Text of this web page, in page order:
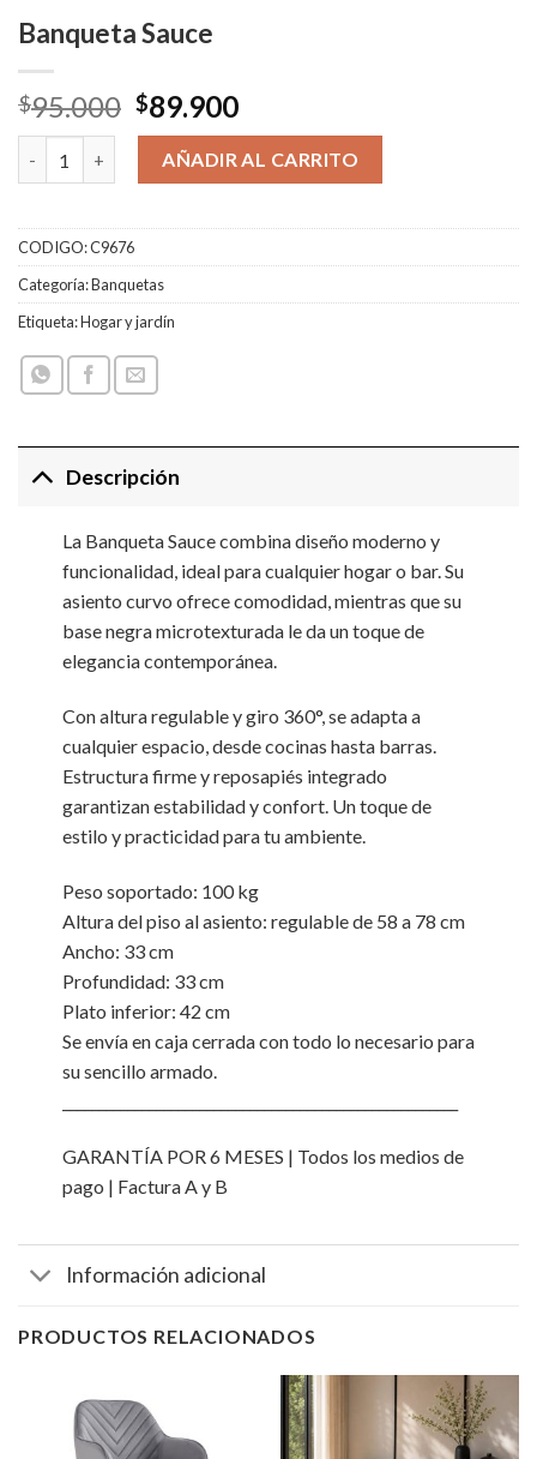
Banqueta Sauce
$95.000 El
precio
original
era:
$95.000.
$89.900El
precio
actual
es:
$89.900.
Banqueta Sauce cantidadAÑADIR AL CARRITO
CODIGO:C9676
Categoría:Banquetas
Etiqueta:Hogar y jardín
Descripción
La Banqueta Sauce combina diseño moderno y
funcionalidad, ideal para cualquier hogar o bar. Su
asiento curvo ofrece comodidad, mientras que su
base negra microtexturada le da un toque de
elegancia contemporánea.
Con altura regulable y giro 360°, se adapta a
cualquier espacio, desde cocinas hasta barras.
Estructura firme y reposapiés integrado
garantizan estabilidad y confort. Un toque de
estilo y practicidad para tu ambiente.
Peso soportado: 100 kg
Altura del piso al asiento: regulable de 58 a 78 cm
Ancho: 33 cm
Profundidad: 33 cm
Plato inferior: 42 cm
Se envía en caja cerrada con todo lo necesario para
su sencillo armado.
GARANTÍA POR 6 MESES | Todos los medios de
pago | Factura A y B
Información adicional
PRODUCTOS RELACIONADOS